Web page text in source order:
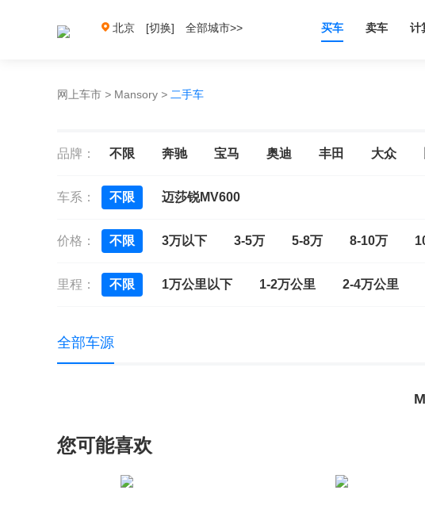
北京 [切换] 全部城市>> 买车 卖车 计
网上车市 > Mansory > 二手车
品牌： 不限 奔驰 宝马 奥迪 丰田 大众
车系： 不限 迈莎锐MV600
价格： 不限 3万以下 3-5万 5-8万 8-10万
里程： 不限 1万公里以下 1-2万公里 2-4万公里
全部车源
您可能喜欢